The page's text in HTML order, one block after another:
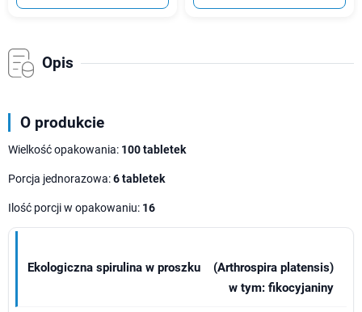
Opis
O produkcie
Wielkość opakowania: 100 tabletek
Porcja jednorazowa:6 tabletek
Ilość porcji w opakowaniu: 16
Ekologiczna spirulina w proszku
(Arthrospira platensis)
w tym: fikocyjaniny